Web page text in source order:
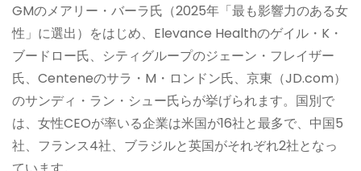
GMのメアリー・バーラ氏（2025年「最も影響力のある女
性」に選出）をはじめ、Elevance Healthのゲイル・K・
ブードロー氏、シティグループのジェーン・フレイザー
氏、Centeneのサラ・M・ロンドン氏、京東（JD.com）
のサンディ・ラン・シュー氏らが挙げられます。国別で
は、女性CEOが率いる企業は米国が16社と最多で、中国5
社、フランス4社、ブラジルと英国がそれぞれ2社となっ